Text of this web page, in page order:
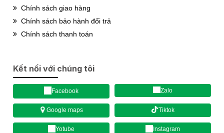
Chính sách giao hàng
Chính sách bảo hành đổi trả
Chính sách thanh toán
Kết nối với chúng tôi
Facebook Zalo
Google maps Tiktok
Yotube Instagram